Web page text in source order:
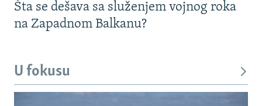
Šta se dešava sa služenjem vojnog roka
na Zapadnom Balkanu?
U fokusu